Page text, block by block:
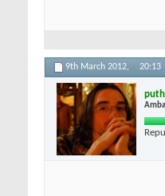
9th March 2012, 20:13